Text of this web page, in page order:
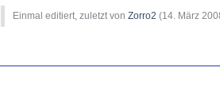
Einmal editiert, zuletzt von Zorro2 (14. März